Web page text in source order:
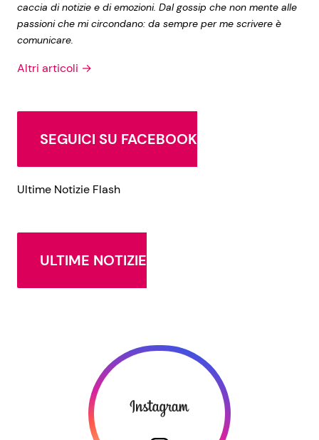
caccia di notizie e di emozioni. Dal gossip che non mente alle
passioni che mi circondano: da sempre per me scrivere è
comunicare.
Altri articoli →
SEGUICI SU FACEBOOK
Ultime Notizie Flash
ULTIME NOTIZIE